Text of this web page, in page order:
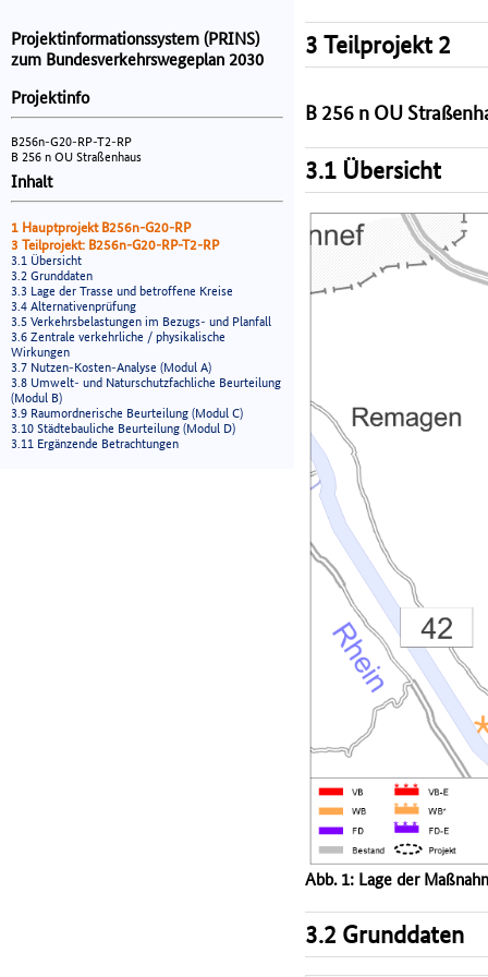
Projektinformationssystem (PRINS)
zum Bundesverkehrswegeplan 2030
Projektinfo
B256n-G20-RP-T2-RP
B 256 n OU Straßenhaus
Inhalt
1 Hauptprojekt B256n-G20-RP
3 Teilprojekt: B256n-G20-RP-T2-RP
3.1 Übersicht
3.2 Grunddaten
3.3 Lage der Trasse und betroffene Kreise
3.4 Alternativenprüfung
3.5 Verkehrsbelastungen im Bezugs- und Planfall
3.6 Zentrale verkehrliche / physikalische
Wirkungen
3.7 Nutzen-Kosten-Analyse (Modul A)
3.8 Umwelt- und Naturschutzfachliche Beurteilung
(Modul B)
3.9 Raumordnerische Beurteilung (Modul C)
3.10 Städtebauliche Beurteilung (Modul D)
3.11 Ergänzende Betrachtungen
3 Teilprojekt 2
B 256 n OU
3.1 Übersicht
Abb. 1: Lage der
3.2 Grunddaten